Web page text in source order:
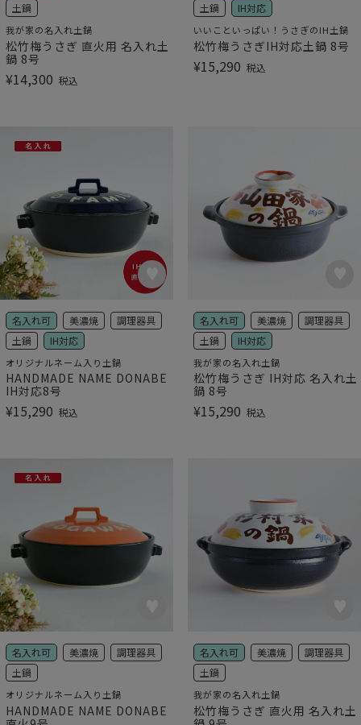
土鍋
我が家の名入れ土鍋
松竹梅うさぎ 直火用 名入れ土
鍋 8号
¥14,300 税込
土鍋
IH対応
いいこといっぱい！うさぎのIH土鍋
松竹梅うさぎIH対応土鍋 8号
¥15,290 税込
名入れ可 美濃焼
調理器具
土鍋
IH対応
オリジナルネーム入り土鍋
HANDMADE NAME DONABE
IH対応8号
¥15,290 税込
名入れ可 美濃焼
調理器具
土鍋
IH対応
我が家の名入れ土鍋
松竹梅うさぎ IH対応 名入れ土
鍋 8号
¥15,290 税込
名入れ可 美濃焼
調理器具
土鍋
オリジナルネーム入り土鍋
HANDMADE NAME DONABE
名入れ可 美濃焼
調理器具
土鍋
我が家の名入れ土鍋
松竹梅うさぎ 直火用 名入れ土